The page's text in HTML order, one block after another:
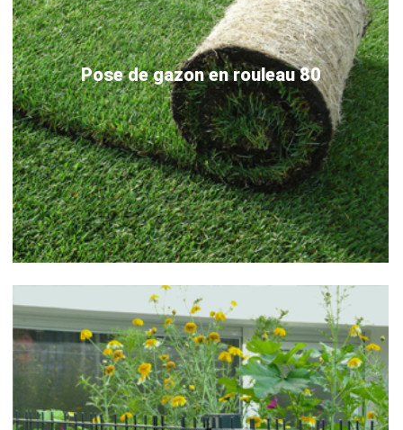
Pose de gazon en rouleau 80